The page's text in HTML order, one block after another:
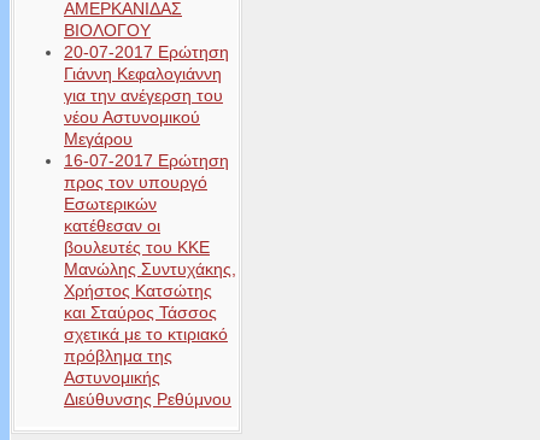
ΑΜΕΡΚΑΝΙΔΑΣ
ΒΙΟΛΟΓΟΥ
20-07-2017 Ερώτηση
Γιάννη Κεφαλογιάννη
για την ανέγερση του
νέου Αστυνομικού
Μεγάρου
16-07-2017 Ερώτηση
προς τον υπουργό
Εσωτερικών
κατέθεσαν οι
βουλευτές του ΚΚΕ
Μανώλης Συντυχάκης,
Χρήστος Κατσώτης
και Σταύρος Τάσσος
σχετικά με το κτιριακό
πρόβλημα της
Αστυνομικής
Διεύθυνσης Ρεθύμνου